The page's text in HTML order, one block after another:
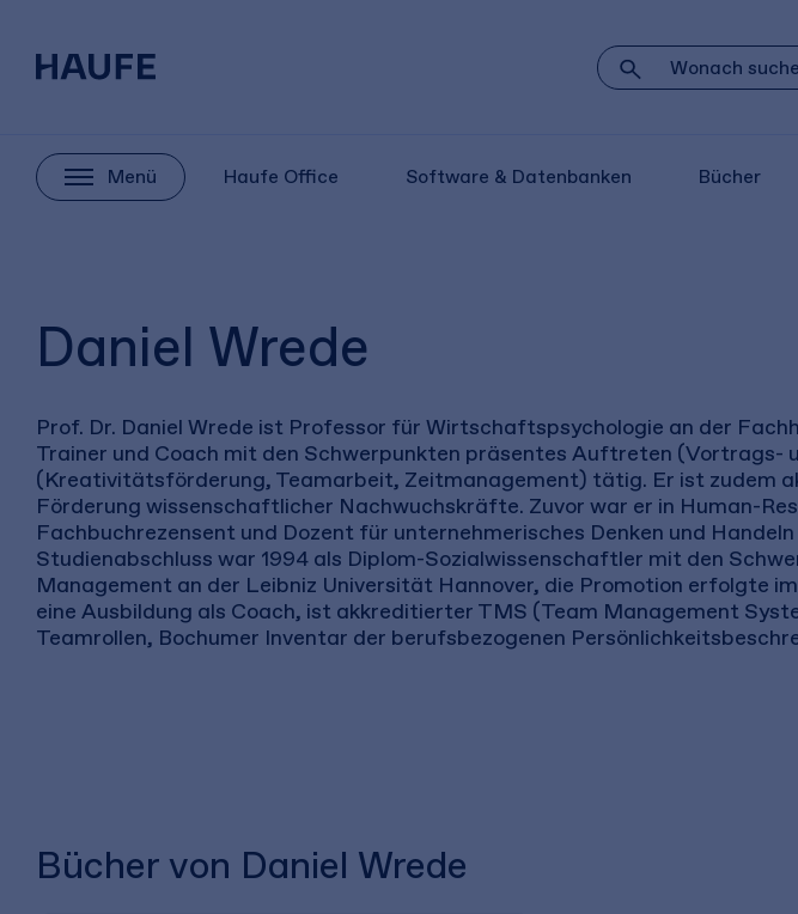
Menü Haufe Office Software & Datenbanken Bücher
Daniel Wrede
Prof. Dr. Daniel Wrede ist Professor für Wirtschaftspsychologie an der
Trainer und Coach mit den Schwerpunkten präsentes Auftreten
(Kreativitätsförderung, Teamarbeit, Zeitmanagement) tätig. Er ist zudem
Förderung wissenschaftlicher Nachwuchskräfte. Zuvor war er in Human-
Fachbuchrezensent und Dozent für unternehmerisches Denken und
Studienabschluss war 1994 als Diplom-Sozialwissenschaftler mit den
Management an der Leibniz Universität Hannover, die Promotion erfolgte
eine Ausbildung als Coach, ist akkreditierter TMS (Team Management
Teamrollen, Bochumer Inventar der berufsbezogenen
Bücher von Daniel Wrede